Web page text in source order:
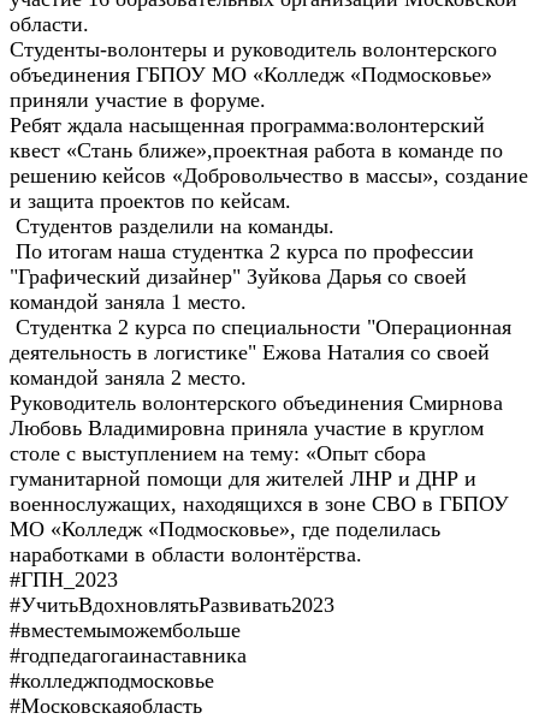
области.
Студенты-волонтеры и руководитель волонтерского
объединения ГБПОУ МО «Колледж «Подмосковье»
приняли участие в форуме.
Ребят ждала насыщенная программа:волонтерский
квест «Стань ближе»,проектная работа в команде по
решению кейсов «Добровольчество в массы», создание
и защита проектов по кейсам.
Студентов разделили на команды.
По итогам наша студентка 2 курса по профессии
"Графический дизайнер" Зуйкова Дарья со своей
командой заняла 1 место.
Студентка 2 курса по специальности "Операционная
деятельность в логистике" Ежова Наталия со своей
командой заняла 2 место.
Руководитель волонтерского объединения Смирнова
Любовь Владимировна приняла участие в круглом
столе с выступлением на тему: «Опыт сбора
гуманитарной помощи для жителей ЛНР и ДНР и
военнослужащих, находящихся в зоне СВО в ГБПОУ
МО «Колледж «Подмосковье», где поделилась
наработками в области волонтёрства.
#ГПН_2023
#УчитьВдохновлятьРазвивать2023
#вместемыможембольше
#годпедагогаинаставника
#колледжподмосковье
#Московскаяобласть